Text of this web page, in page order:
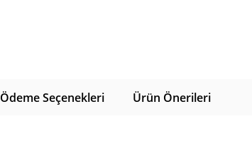
Ödeme Seçenekleri Ürün Önerileri